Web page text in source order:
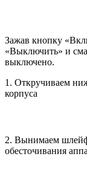
Зажав кнопку
«Выключить» и
выключено.
1. Откручиваем
корпуса
2. Вынимаем шлейф
обесточивания